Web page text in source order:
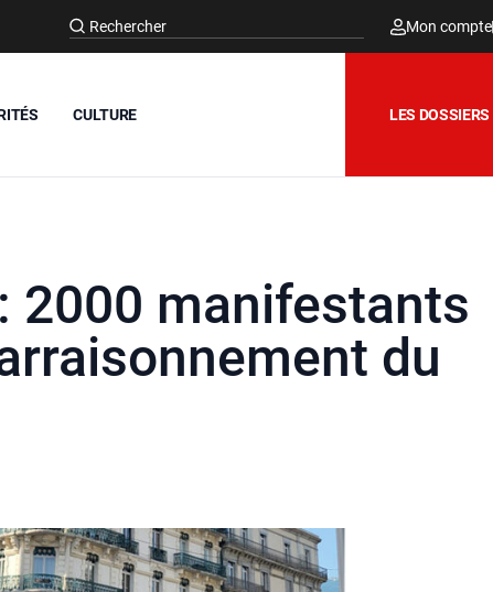
Mon compte
CULTURE LES DOSSIERS
2000 manifestants
du